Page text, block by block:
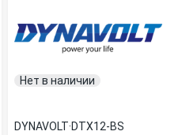
Нет в наличии
DYNAVOLT·DTX12-BS